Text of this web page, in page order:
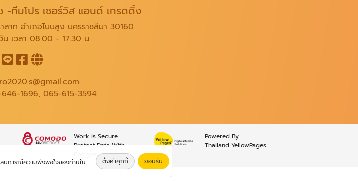
-ทีมโปร เซอร์วิส แอนด์ เทรดดิ้ง
สาท อำเภอโนนสูง นครราชสีมา 30160
น เวลา 08.00 - 17.30 น.
1696, 065-615-3594
Work is Secure
Protect Data With
Powered By
Thailand YellowPages
สบการณ์ความพึงพอใจของท่านใน
ตั้งค่าคุกกี้ ยอมรับ